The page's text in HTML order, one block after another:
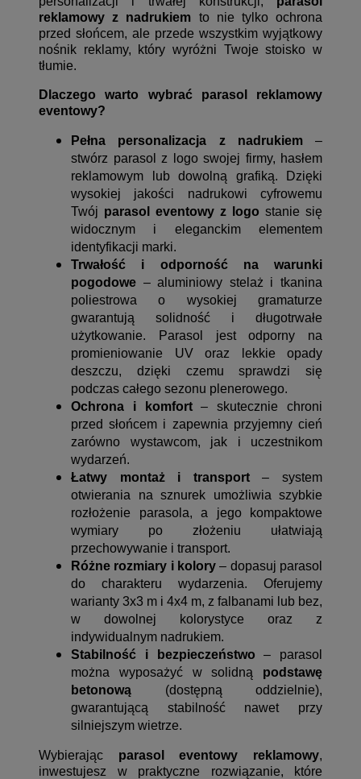
reklamowy z nadrukiem to nie tylko ochrona
przed słońcem, ale przede wszystkim wyjątkowy
nośnik reklamy, który wyróżni Twoje stoisko w
tłumie.
Dlaczego warto wybrać parasol reklamowy
eventowy?
Pełna personalizacja z nadrukiem–
stwórz parasol z logo swojej firmy, hasłem
reklamowym lub dowolną grafiką. Dzięki
wysokiej jakości nadrukowi cyfrowemu
Twój parasol eventowy z logo stanie się
widocznym i eleganckim elementem
identyfikacji marki.
Trwałość i odporność na warunki
pogodowe – aluminiowy stelaż i tkanina
poliestrowa o wysokiej gramaturze
gwarantują solidność i długotrwałe
użytkowanie. Parasol jest odporny na
promieniowanie UV oraz lekkie opady
deszczu, dzięki czemu sprawdzi się
podczas całego sezonu plenerowego.
Ochrona i komfort– skutecznie chroni
przed słońcem i zapewnia przyjemny cień
zarówno wystawcom, jak i uczestnikom
wydarzeń.
Łatwy montaż i transport– system
otwierania na sznurek umożliwia szybkie
rozłożenie parasola, a jego kompaktowe
wymiary po złożeniu ułatwiają
przechowywanie i transport.
Różne rozmiary i kolory – dopasuj parasol
do charakteru wydarzenia. Oferujemy
warianty 3x3 m i 4x4 m, z falbanami lub bez,
w dowolnej kolorystyce oraz z
indywidualnym nadrukiem.
Stabilność i bezpieczeństwo – parasol
można wyposażyć w solidną podstawę
betonową (dostępną oddzielnie),
gwarantującą stabilność nawet przy
silniejszym wietrze.
Wybierając parasol eventowy reklamowy,
inwestujesz w praktyczne rozwiązanie, które